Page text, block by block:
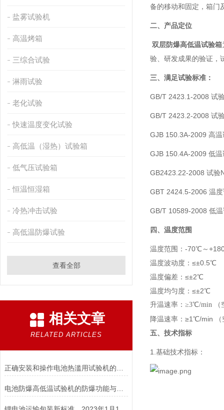
盐雾试验机
高温烤箱
三综合试验
淋雨试验
老化试验
快速温度变化试验
高低温（湿热）试验箱
低气压试验箱
恒温恒湿箱
冷热冲击试验
高低温防爆试验
查看全部
相关文章
RELATED ARTICLES
电池防爆高低温试验机的防爆功能与安全保障说明
备的移动和固定，箱门
二、产品定位
双层防爆高低温试验箱
验、研发成果的验证，
三、满足试验标准：
GB/T 2423.1-2008 试
GB/T 2423.2-2008 试
GJB 150.3A-2009 高
GJB 150.4A-2009 低
GB2423.22-2008 试验
GBT 2424.5-2006 温
GB/T 10589-2008 低
四、温度范围
温度范围：-70℃～
温度波动度：≤±0.5℃
温度偏差：≤±2℃
温度均匀度：≤±2℃
升温速率：≥3℃/min （
降温速率：≥1℃/min （
五、技术指标
1.基础技术指标：